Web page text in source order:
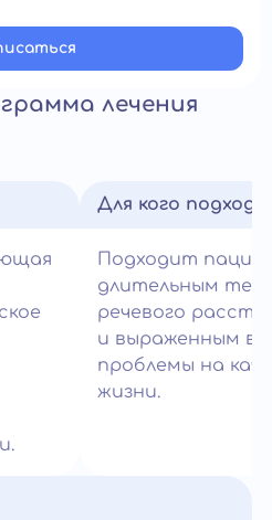
лечения
Для кого
Подходит
длительным
речевого
и выраженным
проблемы на
жизни.